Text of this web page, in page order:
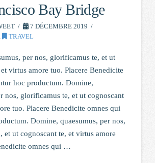
Bay Bridge
7 DÉCEMBRE 2019
TRAVEL
per nos, glorificamus te, et ut
virtus amore tuo. Placere Benedicite
hoc productum. Domine,
nos, glorificamus te, et ut cognoscant
tuo. Placere Benedicite omnes qui
Domine, quaesumus, per nos,
et ut cognoscant te, et virtus amore
omnes qui …